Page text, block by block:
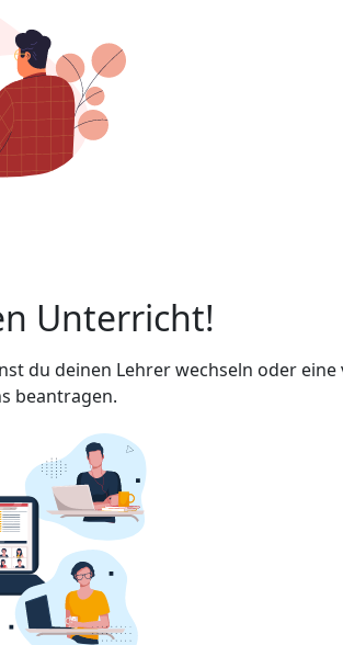
Unterricht!
du deinen Lehrer wechseln oder
beantragen.